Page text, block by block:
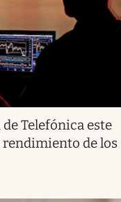
Telefónica este
rendimiento de los